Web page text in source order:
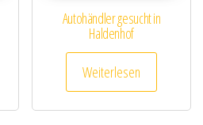
Autohändler gesucht in
Haldenhof
Weiterlesen